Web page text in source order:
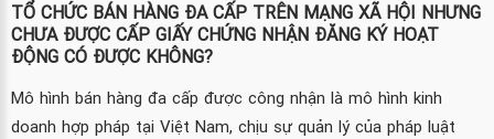
TỔ CHỨC BÁN HÀNG ĐA CẤP TRÊN MẠNG XÃ HỘI NHƯNG
CHƯA ĐƯỢC CẤP GIẤY CHỨNG NHẬN ĐĂNG KÝ HOẠT
ĐỘNG CÓ ĐƯỢC KHÔNG?
Mô hình bán hàng đa cấp được công nhận là mô hình kinh
doanh hợp pháp tại Việt Nam, chịu sự quản lý của pháp luật